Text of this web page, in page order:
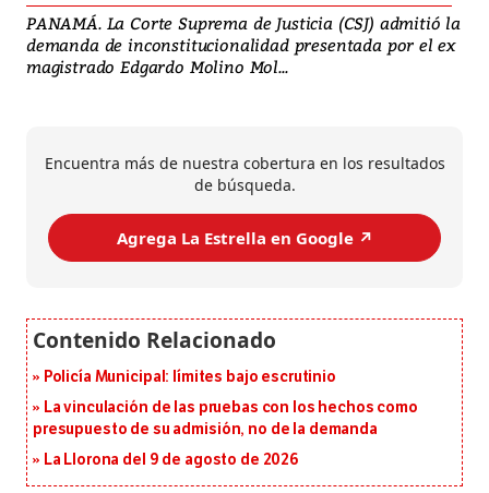
PANAMÁ. La Corte Suprema de Justicia (CSJ) admitió la
demanda de inconstitucionalidad presentada por el ex
magistrado Edgardo Molino Mol...
Encuentra más de nuestra cobertura en los resultados
de búsqueda.
Agrega La Estrella en Google ↗️
Policía Municipal: límites bajo escrutinio
La vinculación de las pruebas con los hechos como
presupuesto de su admisión, no de la demanda
La Llorona del 9 de agosto de 2026